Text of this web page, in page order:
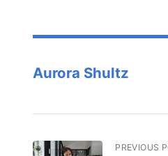
Aurora Shultz
PREVIOUS